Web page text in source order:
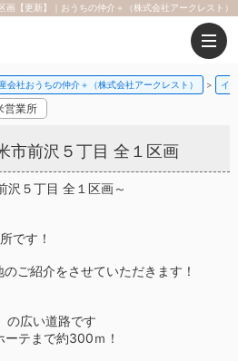
画【更新】｜おうちの仲介＋（株式会社アークレスト）
会社おうちの仲介＋（株式会社アークレスト） イ
営業所
市前沢５丁目 全１区画
沢５丁目 全１区画～
です！
ご紹介をさせていただきます！
の広い道路です
テまで約300ｍ！